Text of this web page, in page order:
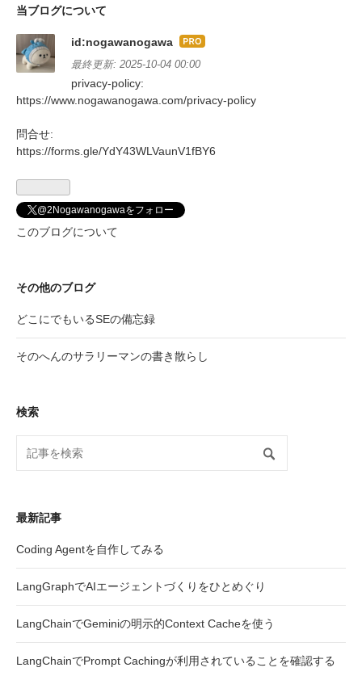
当ブログについて
id:nogawanogawa はて
なブ
Pro
最終更新: 2025-10-04 00:00
privacy-policy:
https://www.nogawanogawa.com/privacy-policy
問合せ:
https://forms.gle/YdY43WLVaunV1fBY6
@2Nogawanogawaをフォロー
このブログについて
その他のブログ
どこにでもいるSEの備忘録
そのへんのサラリーマンの書き散らし
検索
最新記事
Coding Agentを自作してみる
LangGraphでAIエージェントづくりをひとめぐり
LangChainでGeminiの明示的Context Cacheを使う
LangChainでPrompt Cachingが利用されていることを確認する